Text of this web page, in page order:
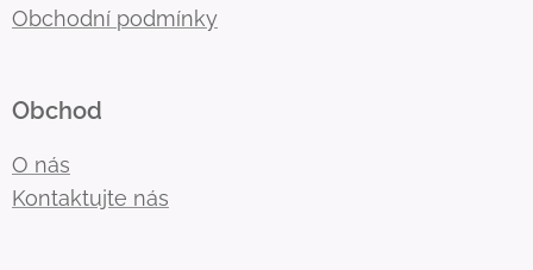
Obchodní podmínky
Obchod
O nás
Kontaktujte nás